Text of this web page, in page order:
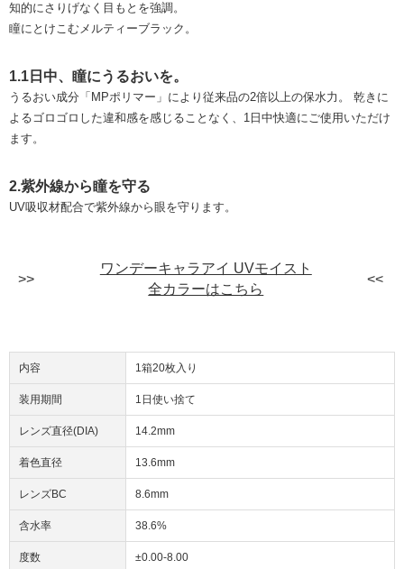
知的にさりげなく目もとを強調。
瞳にとけこむメルティーブラック。
1.1日中、瞳にうるおいを。
うるおい成分「MPポリマー」により従来品の2倍以上の保水力。 乾きに
よるゴロゴロした違和感を感じることなく、1日中快適にご使用いただけ
ます。
2.紫外線から瞳を守る
UV吸収材配合で紫外線から眼を守ります。
ワンデーキャラアイ UVモイスト
全カラーはこちら
内容 1箱20枚入り
装用期間 1日使い捨て
レンズ直径(DIA) 14.2mm
着色直径 13.6mm
レンズBC 8.6mm
含水率 38.6%
度数 ±0.00-8.00